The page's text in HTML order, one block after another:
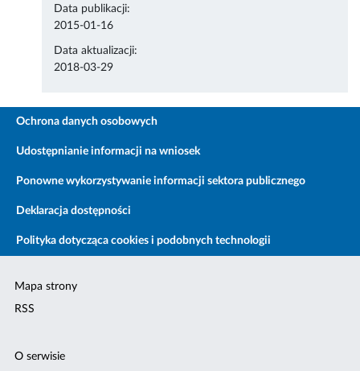
Data publikacji:
2015-01-16
Data aktualizacji:
2018-03-29
Ochrona danych osobowych
Udostępnianie informacji na wniosek
Ponowne wykorzystywanie informacji sektora publicznego
Deklaracja dostępności
Polityka dotycząca cookies i podobnych technologii
Mapa strony
RSS
O serwisie